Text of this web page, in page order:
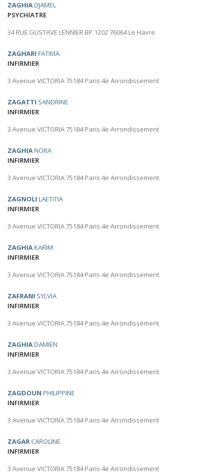
ZAGHIADJAMEL
PSYCHIATRE
34 RUE GUSTAVE LENNIER BP 1202 76064 Le Havre
ZAGHARI FATIMA
INFIRMIER
3 Avenue VICTORIA 75184 Paris 4e Arrondissement
ZAGATTI SANDRINE
INFIRMIER
3 Avenue VICTORIA 75184 Paris 4e Arrondissement
ZAGHIANORA
INFIRMIER
3 Avenue VICTORIA 75184 Paris 4e Arrondissement
ZAGNOLI LAETITIA
INFIRMIER
3 Avenue VICTORIA 75184 Paris 4e Arrondissement
ZAGHIAKARIM
INFIRMIER
3 Avenue VICTORIA 75184 Paris 4e Arrondissement
ZAFRANI SYLVIA
INFIRMIER
3 Avenue VICTORIA 75184 Paris 4e Arrondissement
ZAGHIADAMIEN
INFIRMIER
3 Avenue VICTORIA 75184 Paris 4e Arrondissement
ZAGDOUN PHILIPPINE
INFIRMIER
3 Avenue VICTORIA 75184 Paris 4e Arrondissement
ZAGAR CAROLINE
INFIRMIER
3 Avenue VICTORIA 75184 Paris 4e Arrondissement